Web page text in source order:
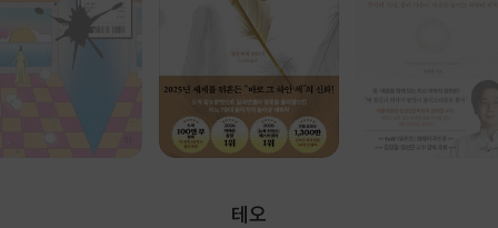
테오